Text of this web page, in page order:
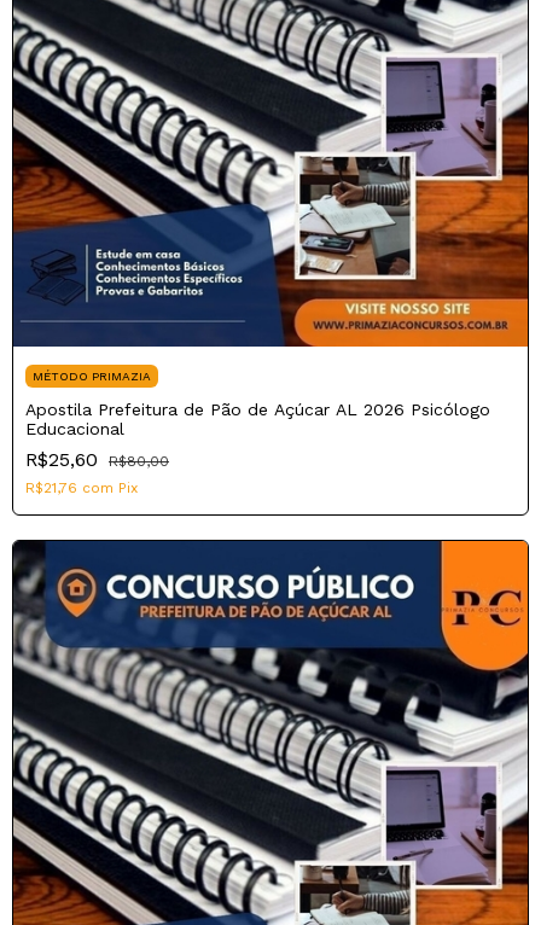
MÉTODO PRIMAZIA
Apostila Prefeitura de Pão de Açúcar AL 2026 Psicólogo
Educacional
R$25,60
R$80,00
R$21,76 com Pix